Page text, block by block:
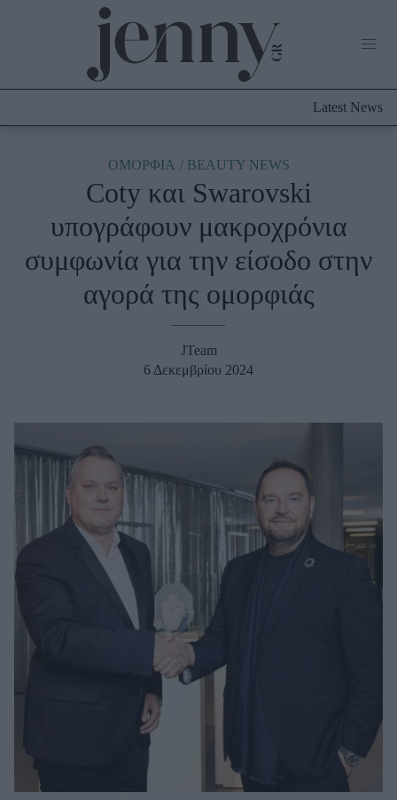
Culture
Shopping
Styling Tips
Fashion News
Well being
Ψυχολογία
Υγεία + Διατροφή
Σχέσεις & Σεξ
Fitness
Woman Power
Πρόσωπα
Latest News
ΟΜΟΡΦΙΑ BEAUTY NEWS
Coty και Swarovski
υπογράφουν μακροχρόνια
συμφωνία για την είσοδο στην
αγορά της ομορφιάς
JTeam
6 Δεκεμβρίου 2024